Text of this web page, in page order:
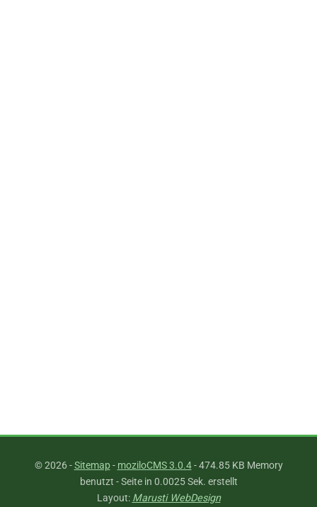
©2026 -Sitemap - moziloCMS 3.0.4- 474.85 KB Memory
benutzt - Seite in 0.0025 Sek. erstellt
Layout: Marusti WebDesign